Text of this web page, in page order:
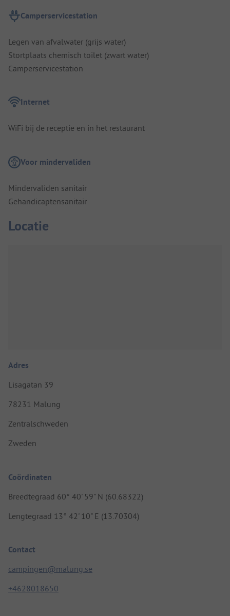
Camperservicestation
Legen van afvalwater (grijs water)
Stortplaats chemisch toilet (zwart water)
Camperservicestation
Internet
WiFi bij de receptie en in het restaurant
Voor mindervaliden
Mindervaliden sanitair
Gehandicaptensanitair
Locatie
Adres
Lisagatan 39
78231 Malung
Zentralschweden
Zweden
Coördinaten
Breedtegraad 60° 40' 59" N (60.68322)
Lengtegraad 13° 42' 10" E (13.70304)
Contact
campingen@malung.se
+4628018650